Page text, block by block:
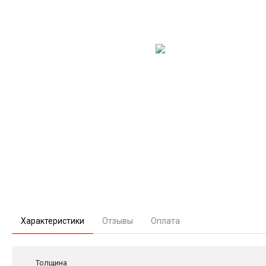
Характеристики Отзывы Оплата
Толщина